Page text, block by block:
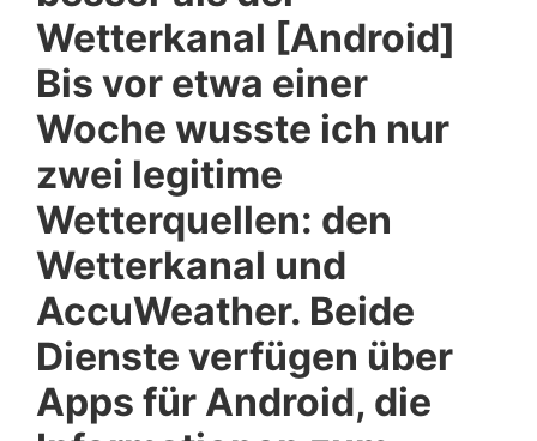
Wetterkanal [Android]
Bis vor etwa einer
Woche wusste ich nur
zwei legitime
Wetterquellen: den
Wetterkanal und
AccuWeather. Beide
Dienste verfügen über
Apps für Android, die